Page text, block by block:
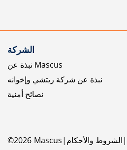
الشركة
نبذة عن Mascus
نبذة عن شركة ريتشي وإخوانه
نصائح أمنية
©2026 Mascus الشروط والأحكام